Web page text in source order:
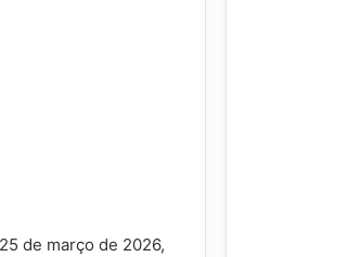
de março de 2026,